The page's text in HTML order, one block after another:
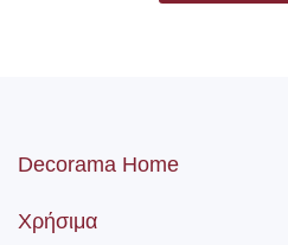
Decorama Home
Χρήσιμα